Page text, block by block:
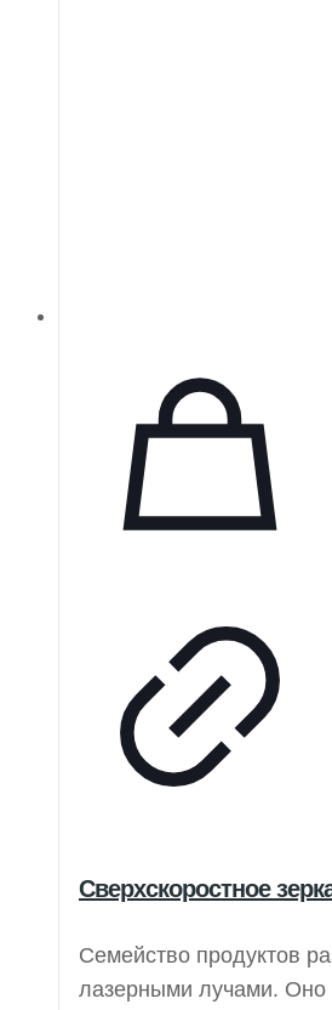
Сверхскоростное
Семейство продуктов
лазерными лучами. Оно